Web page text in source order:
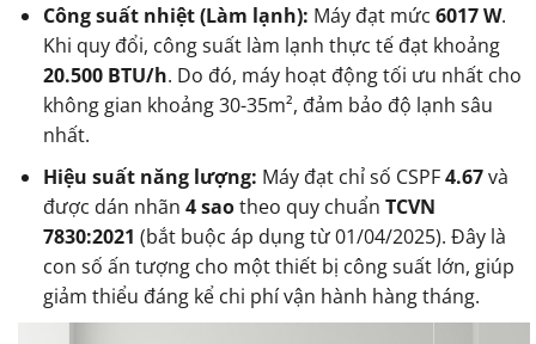
Công suất nhiệt (Làm lạnh): Máy đạt mức 6017 W.
Khi quy đổi, công suất làm lạnh thực tế đạt khoảng
20.500 BTU/h. Do đó, máy hoạt động tối ưu nhất cho
không gian khoảng 30-35m², đảm bảo độ lạnh sâu
nhất.
Hiệu suất năng lượng: Máy đạt chỉ số CSPF4.67và
được dán nhãn 4 saotheo quy chuẩn TCVN
7830:2021 (bắt buộc áp dụng từ 01/04/2025). Đây là
con số ấn tượng cho một thiết bị công suất lớn, giúp
giảm thiểu đáng kể chi phí vận hành hàng tháng.